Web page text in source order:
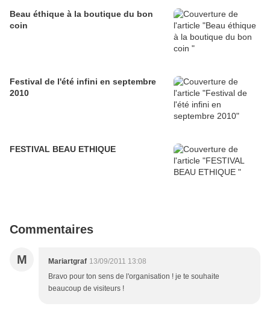
Beau éthique à la boutique du bon
coin
Festival de l'été infini en septembre
2010
FESTIVAL BEAU ETHIQUE
Commentaires
M Mariartgraf 13/09/2011 13:08
Bravo pour ton sens de l'organisation ! je te souhaite
beaucoup de visiteurs !